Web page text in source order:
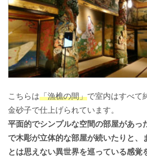
こちらは「漁樵の間」で室内はすべて
金砂子で仕上げられています。
平面的でシンプルな空間の部屋があっ
で木彫が立体的な部屋が続いたりと、
とは思えない異世界を巡っている感覚